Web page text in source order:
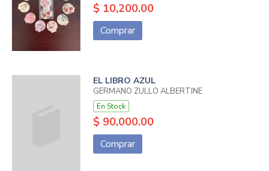
$ 10,200.00
Comprar
EL LIBRO AZUL
GERMANO ZULLO ALBERTINE
En Stock
$ 90,000.00
Comprar